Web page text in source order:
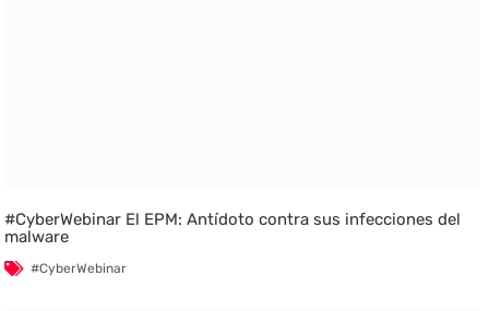
#CyberWebinar El EPM: Antídoto contra sus infecciones del
malware
#CyberWebinar